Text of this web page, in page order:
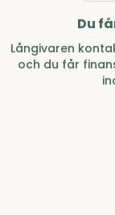
Du
Långivaren
och du får